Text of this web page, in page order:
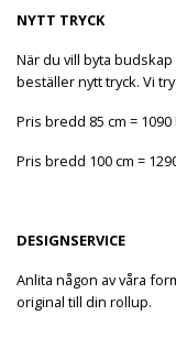
NYTT TRYCK
När du vill byta
beställer nytt tryck. Vi
Pris bredd 85 cm =
Pris bredd 100 cm =
DESIGNSERVICE
Anlita någon av våra
original till din rollup.